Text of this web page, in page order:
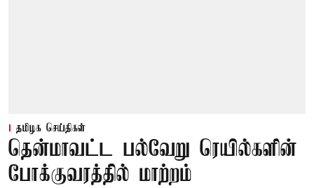
தமிழக செய்திகள்
தென்மாவட்ட பல்வேறு ரெயில்களின்
போக்குவரத்தில் மாற்றம்